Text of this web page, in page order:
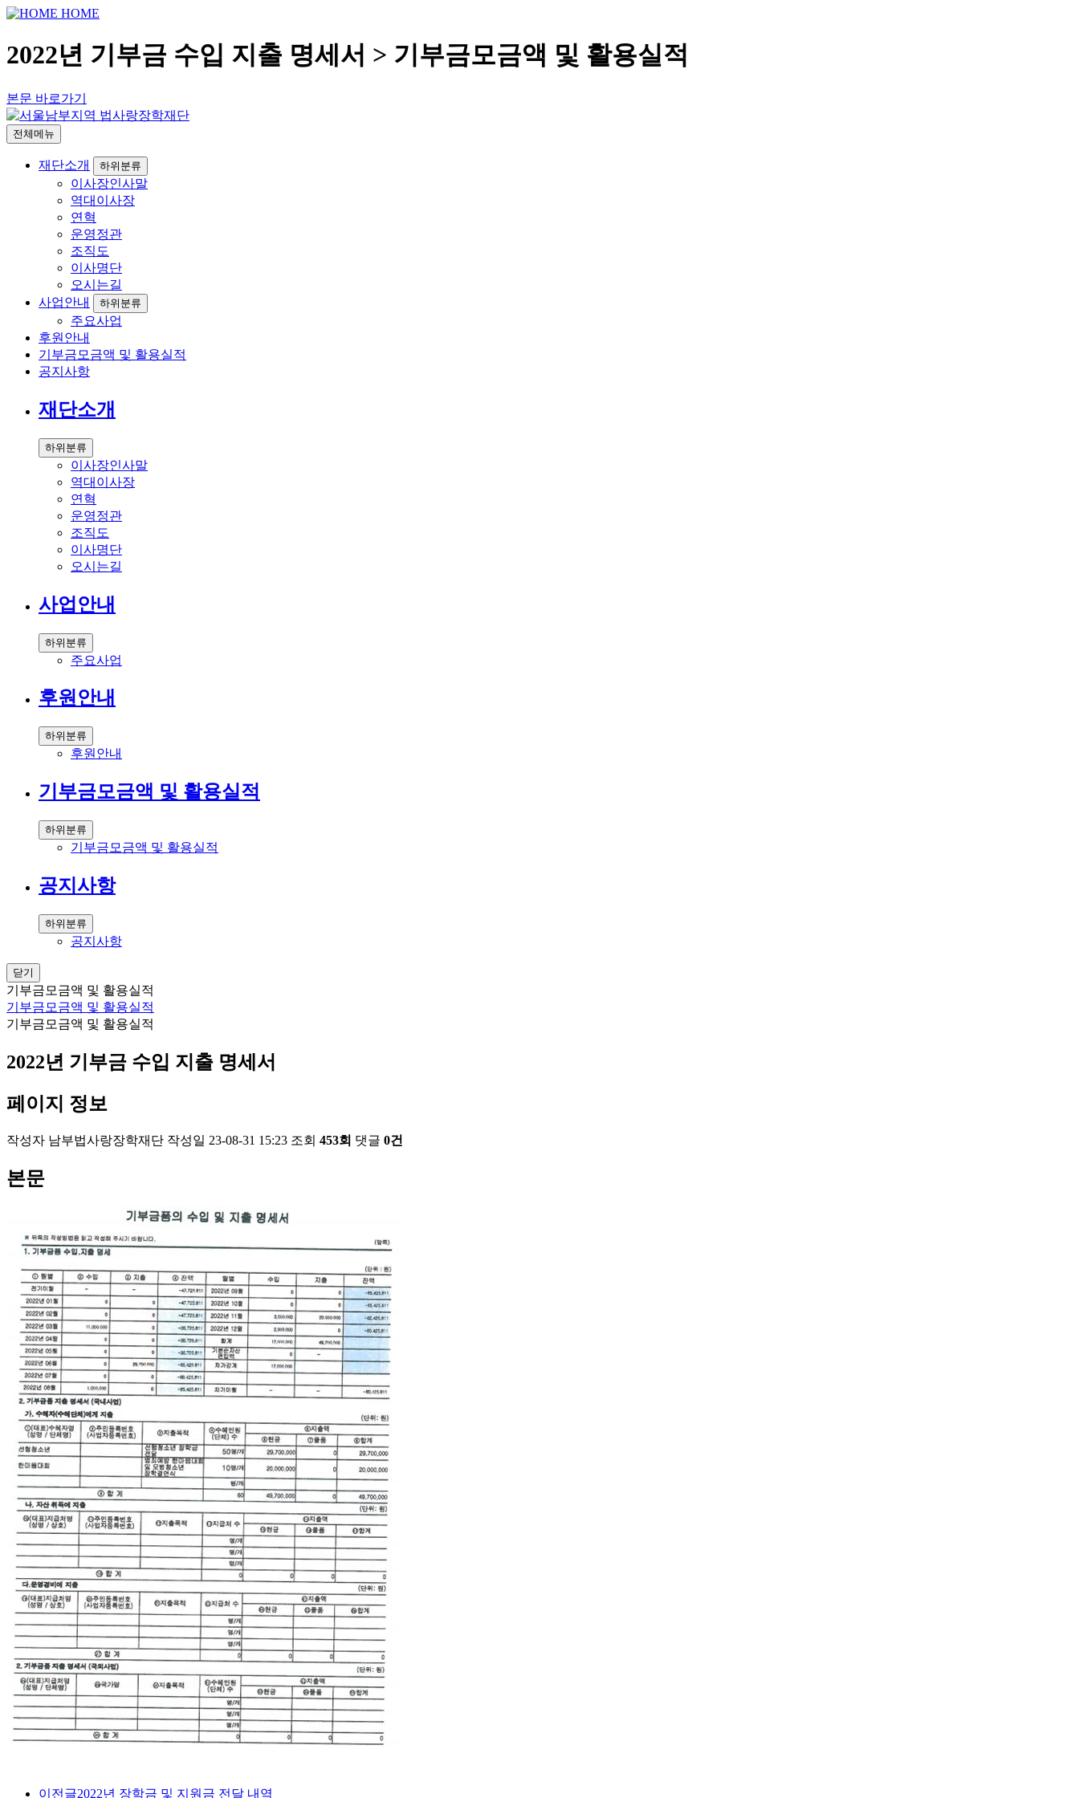
HOME
2022년 기부금 수입 지출 명세서 > 기부금모금액 및 활용실적
본문 바로가기
전체메뉴
재단소개 하위분류
이사장인사말
역대이사장
연혁
운영정관
조직도
이사명단
오시는길
사업안내
하위분류
주요사업
후원안내
기부금모금액 및 활용실적
공지사항
재단소개
하위분류
이사장인사말
역대이사장
연혁
운영정관
조직도
이사명단
오시는길
사업안내
하위분류
주요사업
후원안내
하위분류
후원안내
기부금모금액 및 활용실적
하위분류
기부금모금액 및 활용실적
공지사항
하위분류
공지사항
닫기
기부금모금액 및 활용실적
기부금모금액 및 활용실적
기부금모금액 및 활용실적
2022년 기부금 수입 지출 명세서
페이지 정보
작성자 남부법사랑장학재단 작성일 23-08-31 15:23 조회 453회 댓글 0건
본문
이전글2022년 장학금 및 지원금 전달 내역